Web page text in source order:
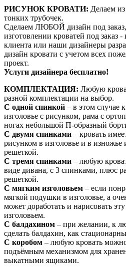
РИСУНОК КРОВАТИ: Делаем
тонких трубочек.
Сделаем ЛЮБОЙ дизайн под
изготовлении кроватей под заказ
клиента или наши дизайнеры
дизайн кровати с учетом всех
проект.
Услуги дизайнера бесплатно!
КОМПЛЕКТАЦИЯ: Любую
разной комплектации на выбор.
С одной спинкой – в этом случае
изголовье с рисунком, рама с
ногах небольшой П-образный
С двумя спинками – кровать
рисунком в изголовье и в изножье
решеткой.
С тремя спинками – любую
виде дивана, с 3 спинками, плюс
решеткой.
С мягким изголовьем – если
мягкой подушки в изголовье, а
может доработать и нарисовать
изголовьем.
С балдахином – при желании, к
сделать балдахин, как
С коробом – любую кровать
подъёмным механизмом для
выкатными ящиками.